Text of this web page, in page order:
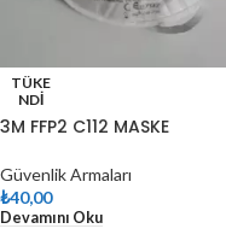
TÜKE
NDI
3M FFP2 C112 MASKE
Güvenlik Armaları
₺40,00
Devamını Oku